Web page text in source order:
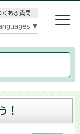
くある質問
！